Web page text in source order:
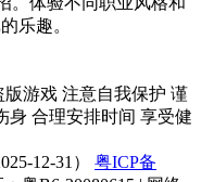
乐趣。
游戏 注意自我保护 谨
合理安排时间 享受健
12-31）
粤B6-20080615 | 网络